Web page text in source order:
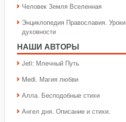
Человек Земля Вселенная
Энциклопедия Православия. Уроки
духовности
НАШИ АВТОРЫ
Jeti: Млечный Путь
Medi. Магия любви
Алла. Бесподобные стихи
Ангел дня. Описание и стихи.